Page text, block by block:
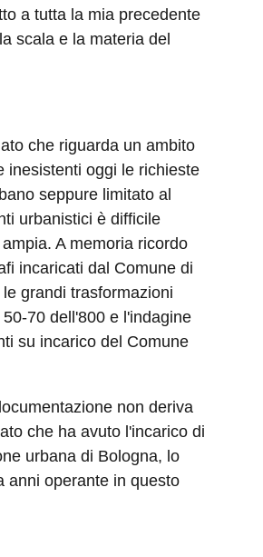
a tutta la mia precedente
scala e la materia del
che riguarda un ambito
inesistenti oggi le richieste
seppure limitato al
urbanistici è difficile
A memoria ricordo
incaricati dal Comune di
grandi trasformazioni
70 dell'800 e l'indagine
su incarico del Comune
non deriva
che ha avuto l'incarico di
urbana di Bologna, lo
anni operante in questo